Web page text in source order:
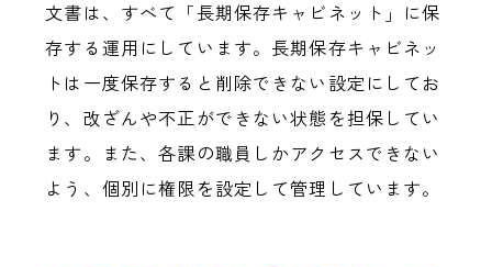
文書は、すべて「長期保存キャビネット」に保
存する運用にしています。長期保存キャビネッ
トは一度保存すると削除できない設定にしてお
り、改ざんや不正ができない状態を担保してい
ます。また、各課の職員しかアクセスできない
よう、個別に権限を設定して管理しています。